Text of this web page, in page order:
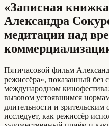
«Записная
Александра
медитации над
Пятичасовой фильм
режиссёра», показанный
международном
вызовом устоявшимся
длительности и зрительским
исследует, как режиссёр